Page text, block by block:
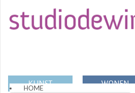
HOME
KUNST WONEN